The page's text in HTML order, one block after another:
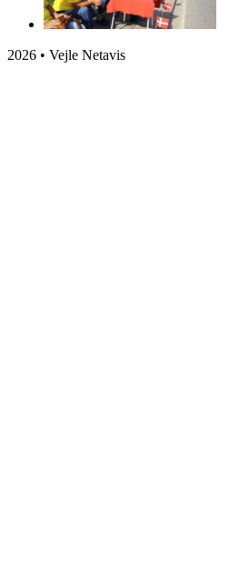
2026 • Vejle Netavis